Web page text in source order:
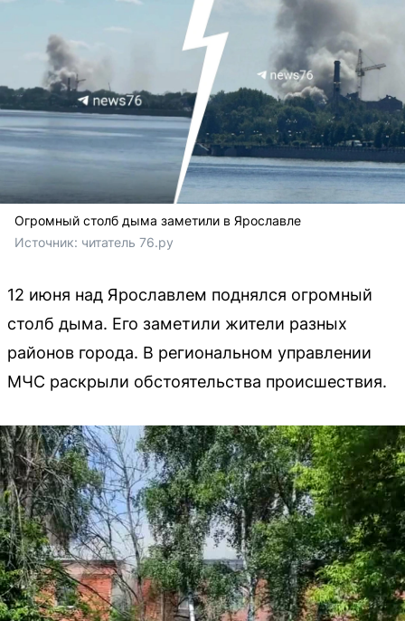
Огромный столб дыма заметили в Ярославле
Источник: читатель 76.ру
12 июня над Ярославлем поднялся огромный
столб дыма. Его заметили жители разных
районов города. В региональном управлении
МЧС раскрыли обстоятельства происшествия.